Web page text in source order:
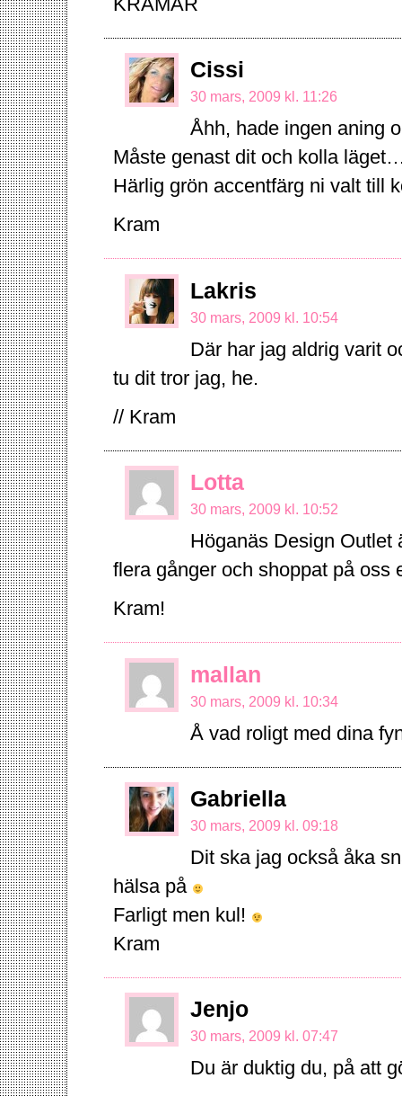
KRAMAR
Cissi
30 mars, 2009 kl. 11:26
Åhh, hade ingen aning
Måste genast dit och kolla
Härlig grön accentfärg ni valt till
Kram
Lakris
30 mars, 2009 kl. 10:54
Där har jag aldrig varit
tu dit tror jag, he.
// Kram
Lotta
30 mars, 2009 kl. 10:52
Höganäs Design
flera gånger och shoppat på oss
Kram!
mallan
30 mars, 2009 kl. 10:34
Å vad roligt med dina
Gabriella
30 mars, 2009 kl. 09:18
Dit ska jag också åka
hälsa på
Farligt men kul!
Kram
Jenjo
30 mars, 2009 kl. 07:47
Du är duktig du, på att